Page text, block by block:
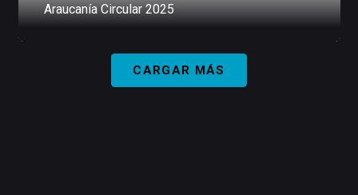
Araucanía Circular 2025
CARGAR MÁS